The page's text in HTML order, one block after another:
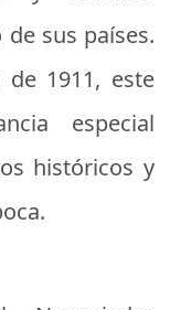
sus países.
1911, este
especial
históricos y